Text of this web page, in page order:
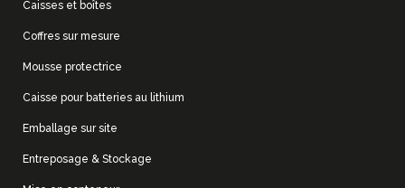
Caisses et boîtes
Coffres sur mesure
Mousse protectrice
Caisse pour batteries au lithium
Emballage sur site
Entreposage & Stockage